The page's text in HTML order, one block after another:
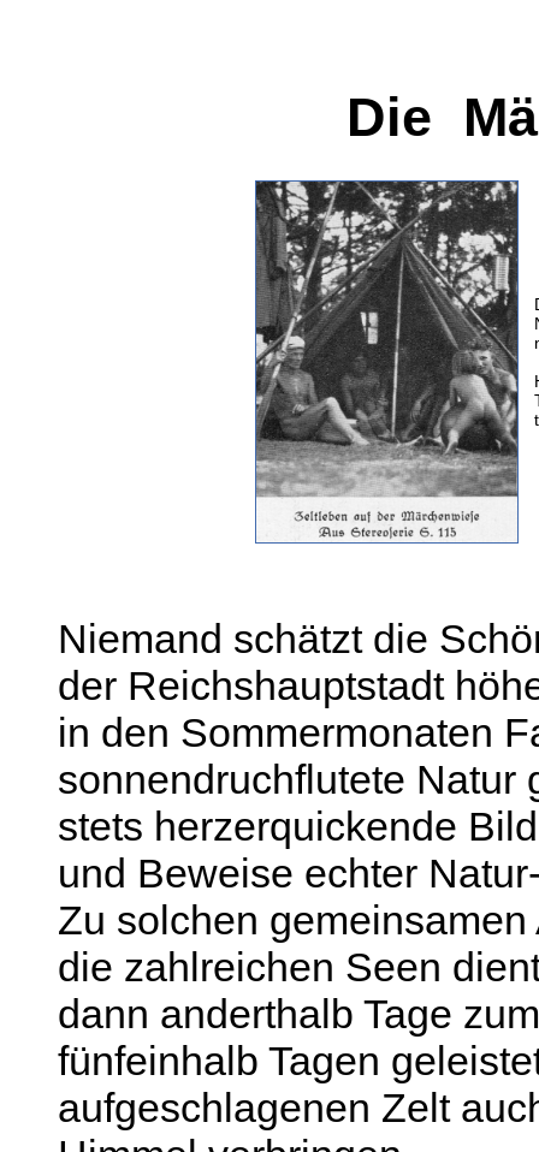
Die
Niemand schätzt die
der Reichshauptstadt
in den Sommermonaten
sonnendruchflutete Natur
stets herzerquickende
und Beweise echter
Zu solchen
die zahlreichen Seen
dann anderthalb Tage
fünfeinhalb Tagen
aufgeschlagenen Zelt